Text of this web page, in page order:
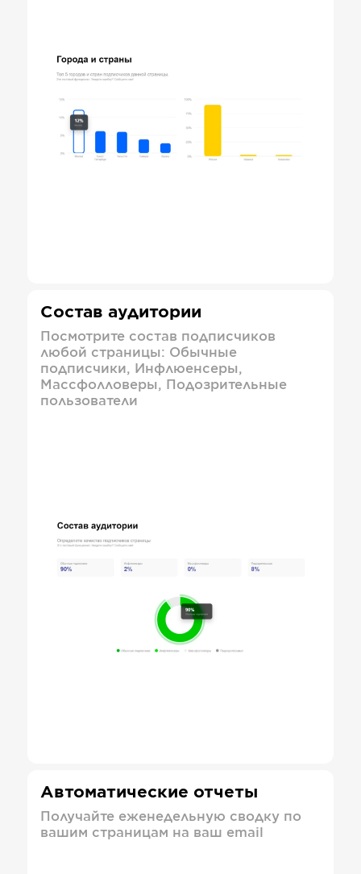
Состав аудитории
Посмотрите состав подписчиков
любой страницы: Обычные
подписчики, Инфлюенсеры,
Массфолловеры, Подозрительные
пользователи
Автоматические отчеты
Получайте еженедельную сводку по
вашим страницам на ваш email